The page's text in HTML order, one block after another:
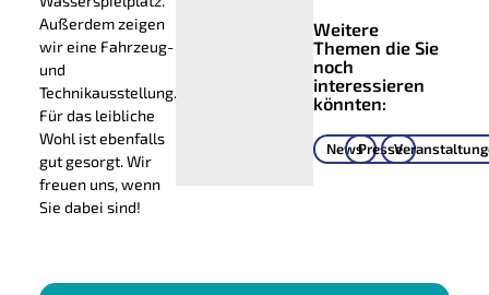
Außerdem zeigen
wir eine Fahrzeug-
und
Technikausstellung.
Für das leibliche
Wohl ist ebenfalls
gut gesorgt. Wir
freuen uns, wenn
Sie dabei sind!
Weitere
Themen die Sie
noch
interessieren
könnten:
NewsPresse